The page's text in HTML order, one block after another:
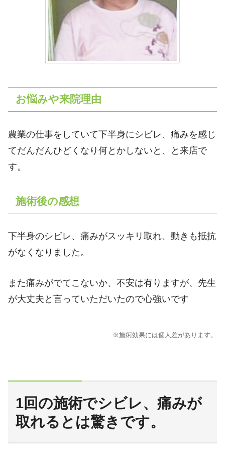
お悩みや来院理由
農業の仕事をしていて下半身にシビレ、痛みを感じ
てだんだんひどくなり何とかしないと、と来店で
す。
施術後の感想
下半身のシビレ、痛みがスッキリ取れ、動きも抵抗
がなくなりました。
また痛みがでてこないか、不安は有りますが、先生
が大丈夫と言っていただいたので心強いです
※施術効果には個 人差があります。
1回の施術でシビレ、痛みが
取れるとは驚きです。